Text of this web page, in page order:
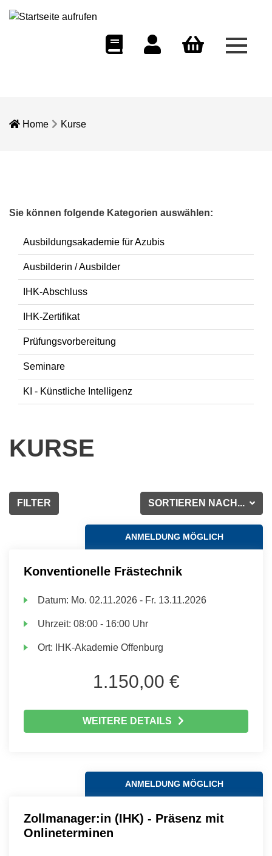
Menü
Home Kurse
Sie können folgende Kategorien auswählen:
Ausbildungsakademie für Azubis
Ausbilderin / Ausbilder
IHK-Abschluss
IHK-Zertifikat
Prüfungsvorbereitung
Seminare
KI - Künstliche Intelligenz
KURSE
SORTIEREN NACH...
FILTER
ANMELDUNG MÖGLICH
Konventionelle Frästechnik
Datum: Mo. 02.11.2026 - Fr. 13.11.2026
Uhrzeit:08:00 - 16:00 Uhr
Ort: IHK-Akademie Offenburg
1.150,00 €
WEITERE DETAILS
ANMELDUNG MÖGLICH
Zollmanager:in (IHK) - Präsenz mit
Onlineterminen